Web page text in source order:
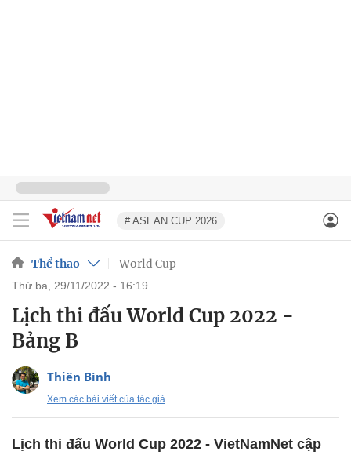
# ASEAN CUP 2026
Thể thao World Cup
thứ ba, 29/11/2022 - 16:19
Lịch thi đấu World Cup 2022 -
Bảng B
Thiên Bình
Xem các bài viết của tác giả
Lịch thi đấu World Cup 2022 - VietNamNet cập